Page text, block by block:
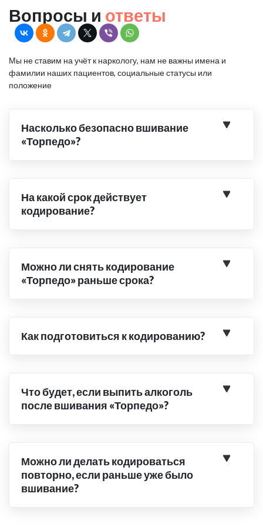
Вопросы и ответы
Мы не ставим на учёт к наркологу, нам не важны имена и
фамилии наших пациентов, социальные статусы или
положение
Насколько безопасно вшивание
«Торпедо»?
На какой срок действует
кодирование?
Можно ли снять кодирование
«Торпедо» раньше срока?
Как подготовиться к кодированию?
Что будет, если выпить алкоголь
после вшивания «Торпедо»?
Можно ли делать кодироваться
повторно, если раньше уже было
вшивание?